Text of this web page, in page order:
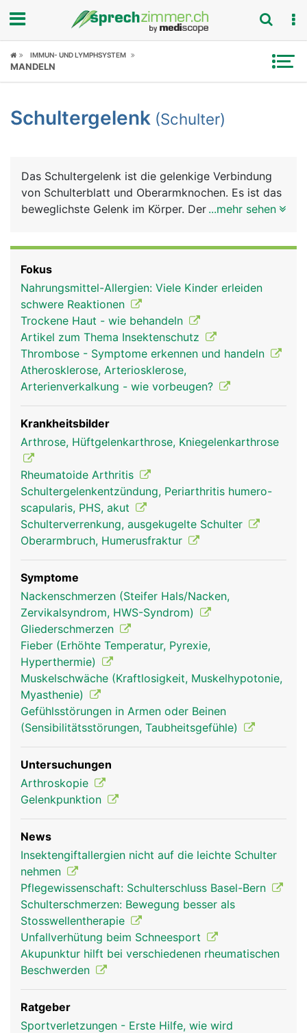
Fokus
Symptome
News
Rubriken
IMMUN- UND LYMPHSYSTEM
MANDELN
Schultergelenk (Schulter)
Das Schultergelenk ist die gelenkige Verbindung
von Schulterblatt und Oberarmknochen. Es ist das
beweglichste Gelenk im Körper. Der besonders
der flachen Gelenkpfanne des Schulterblattes
bewegt. Damit die Knochen nicht aufeinander
reiben, sind sie mit Gelenkknorpel bezogen und in
Gelenkschmiere eingebettet. Um das sehr
bewegliche Schultergelenk stabil zu halten, wird
es von einer komplexen Struktur aus
Gelenkkapsel, Schleimbeuteln, Bändern sowie vier
kleinere Muskeln und deren Sehnen (sogenannte
Rotatorenmanschette) und dem grossen
Schultermuskel (Deltoideus) umgeben. Die
Bewegung des Armes wird durch das
Zusammenspiel von Gelenk, Bändern und Muskeln
ermöglicht.
Frau
Mann
...mehr sehen
Fokus
Nahrungsmittel-Allergien: Viele Kinder erleiden
schwere Reaktionen
Trockene Haut - wie behandeln
Artikel zum Thema Insektenschutz
Thrombose - Symptome erkennen und handeln
Atherosklerose, Arteriosklerose,
Arterienverkalkung - wie vorbeugen?
Krankheitsbilder
Arthrose, Hüftgelenkarthrose, Kniegelenkarthrose
Rheumatoide Arthritis
Schultergelenkentzündung, Periarthritis humero-
scapularis, PHS, akut
Schulterverrenkung, ausgekugelte Schulter
Oberarmbruch, Humerusfraktur
Symptome
Nackenschmerzen (Steifer Hals/Nacken,
Zervikalsyndrom, HWS-Syndrom)
Gliederschmerzen
Fieber (Erhöhte Temperatur, Pyrexie,
Hyperthermie)
Muskelschwäche (Kraftlosigkeit, Muskelhypotonie,
Myasthenie)
Gefühlsstörungen in Armen oder Beinen
(Sensibilitätsstörungen, Taubheitsgefühle)
Untersuchungen
Arthroskopie
Gelenkpunktion
News
Insektengiftallergien nicht auf die leichte Schulter
nehmen
Pflegewissenschaft: Schulterschluss Basel-Bern
Schulterschmerzen: Bewegung besser als
Stosswellentherapie
Unfallverhütung beim Schneesport
Akupunktur hilft bei verschiedenen rheumatischen
Beschwerden
Ratgeber
Sportverletzungen - Erste Hilfe, wie wird